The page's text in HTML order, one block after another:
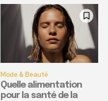
Mode & Beauté
Quelle alimentation
pour la santé de la